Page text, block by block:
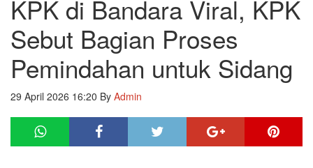
KPK di Bandara Viral, KPK
Sebut Bagian Proses
Pemindahan untuk Sidang
29 April 2026 16:20 By Admin